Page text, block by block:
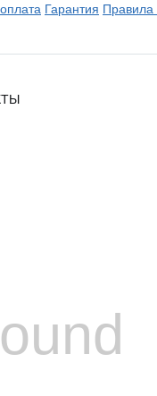
Гарантия Правила